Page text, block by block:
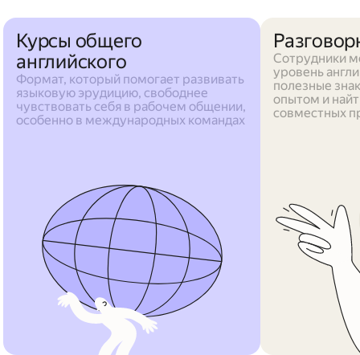
Курсы общего
английского
Формат, который помогает развивать
языковую эрудицию, свободнее
чувствовать себя в рабочем общении,
особенно в международных командах
Сотрудники
уровень
полезные
опытом и
совместных